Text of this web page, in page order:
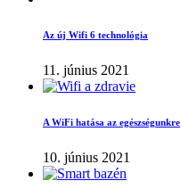
Az új Wifi 6 technológia
11. június 2021
A WiFi hatása az egészségunkre
10. június 2021